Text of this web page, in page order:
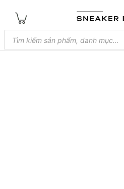
Tìm
kiếm
sản